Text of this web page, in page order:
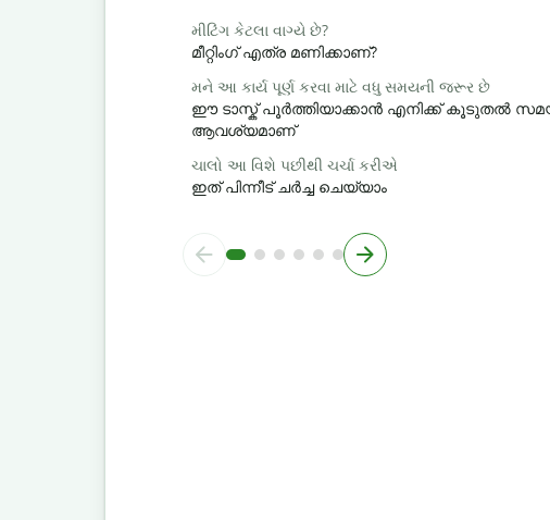
મીટિંગ કેટલા વાગ્યે છે?
മീറ്റിംഗ് എത്ര മണിക്കാണ്?
મને આ કાર્ય પૂર્ણ કરવા માટે વધુ સમયની જરૂર છે
ഈ ടാസ്ക് പൂർത്തിയാക്കാൻ എനിക്ക് കൂടുതൽ
ആവശ്യമാണ്
ચાલો આ વિશે પછીથી ચર્ચા કરીએ
ഇത് പിന്നീട് ചർച്ച ചെയ്യാം